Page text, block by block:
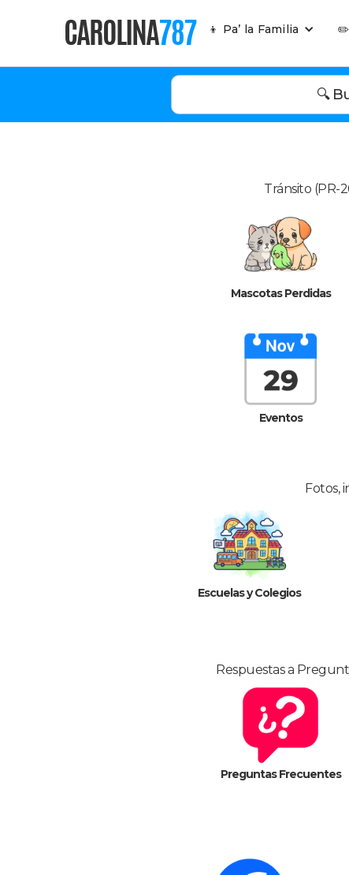
CAROLINA787 👦 Pa’ la Familia ✏️
🔍
Tránsito (PR-
Mascotas Perdidas
Eventos
Fotos,
Escuelas y Colegios
Respuestas a
Preguntas Frecuentes